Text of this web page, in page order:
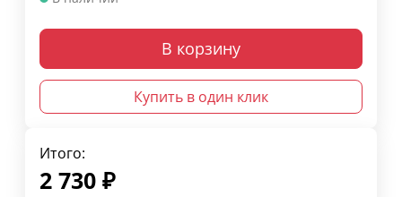
В корзину
Купить в один клик
Итого:
2 730 ₽